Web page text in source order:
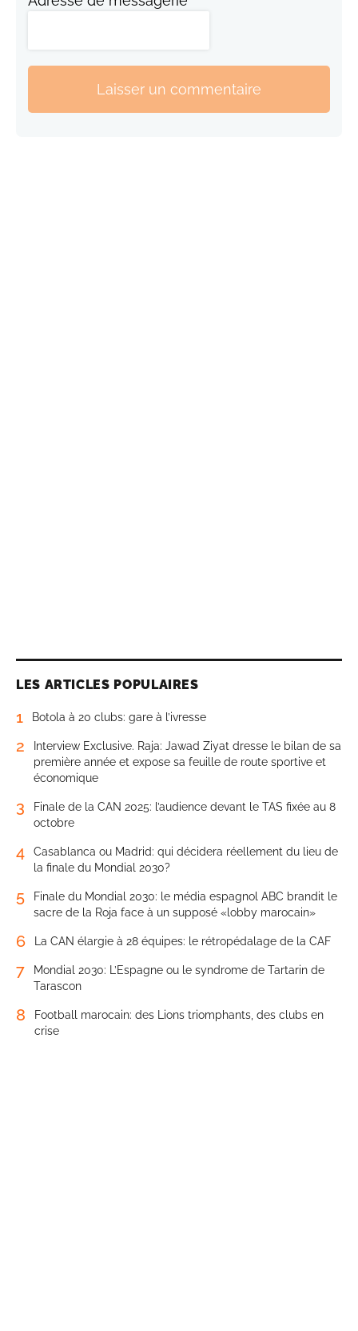
Laisser un commentaire
LES ARTICLES POPULAIRES
1 Botola à 20 clubs: gare à l’ivresse
2
Interview Exclusive. Raja: Jawad Ziyat dresse le bilan de sa
première année et expose sa feuille de route sportive et
économique
3
Finale de la CAN 2025: l’audience devant le TAS fixée au 8
octobre
4
Casablanca ou Madrid: qui décidera réellement du lieu de
la finale du Mondial 2030?
5
Finale du Mondial 2030: le média espagnol ABC brandit le
sacre de la Roja face à un supposé «lobby marocain»
6 La CAN élargie à 28 équipes: le rétropédalage de la CAF
7
Mondial 2030: L’Espagne ou le syndrome de Tartarin de
Tarascon
8
Football marocain: des Lions triomphants, des clubs en
crise